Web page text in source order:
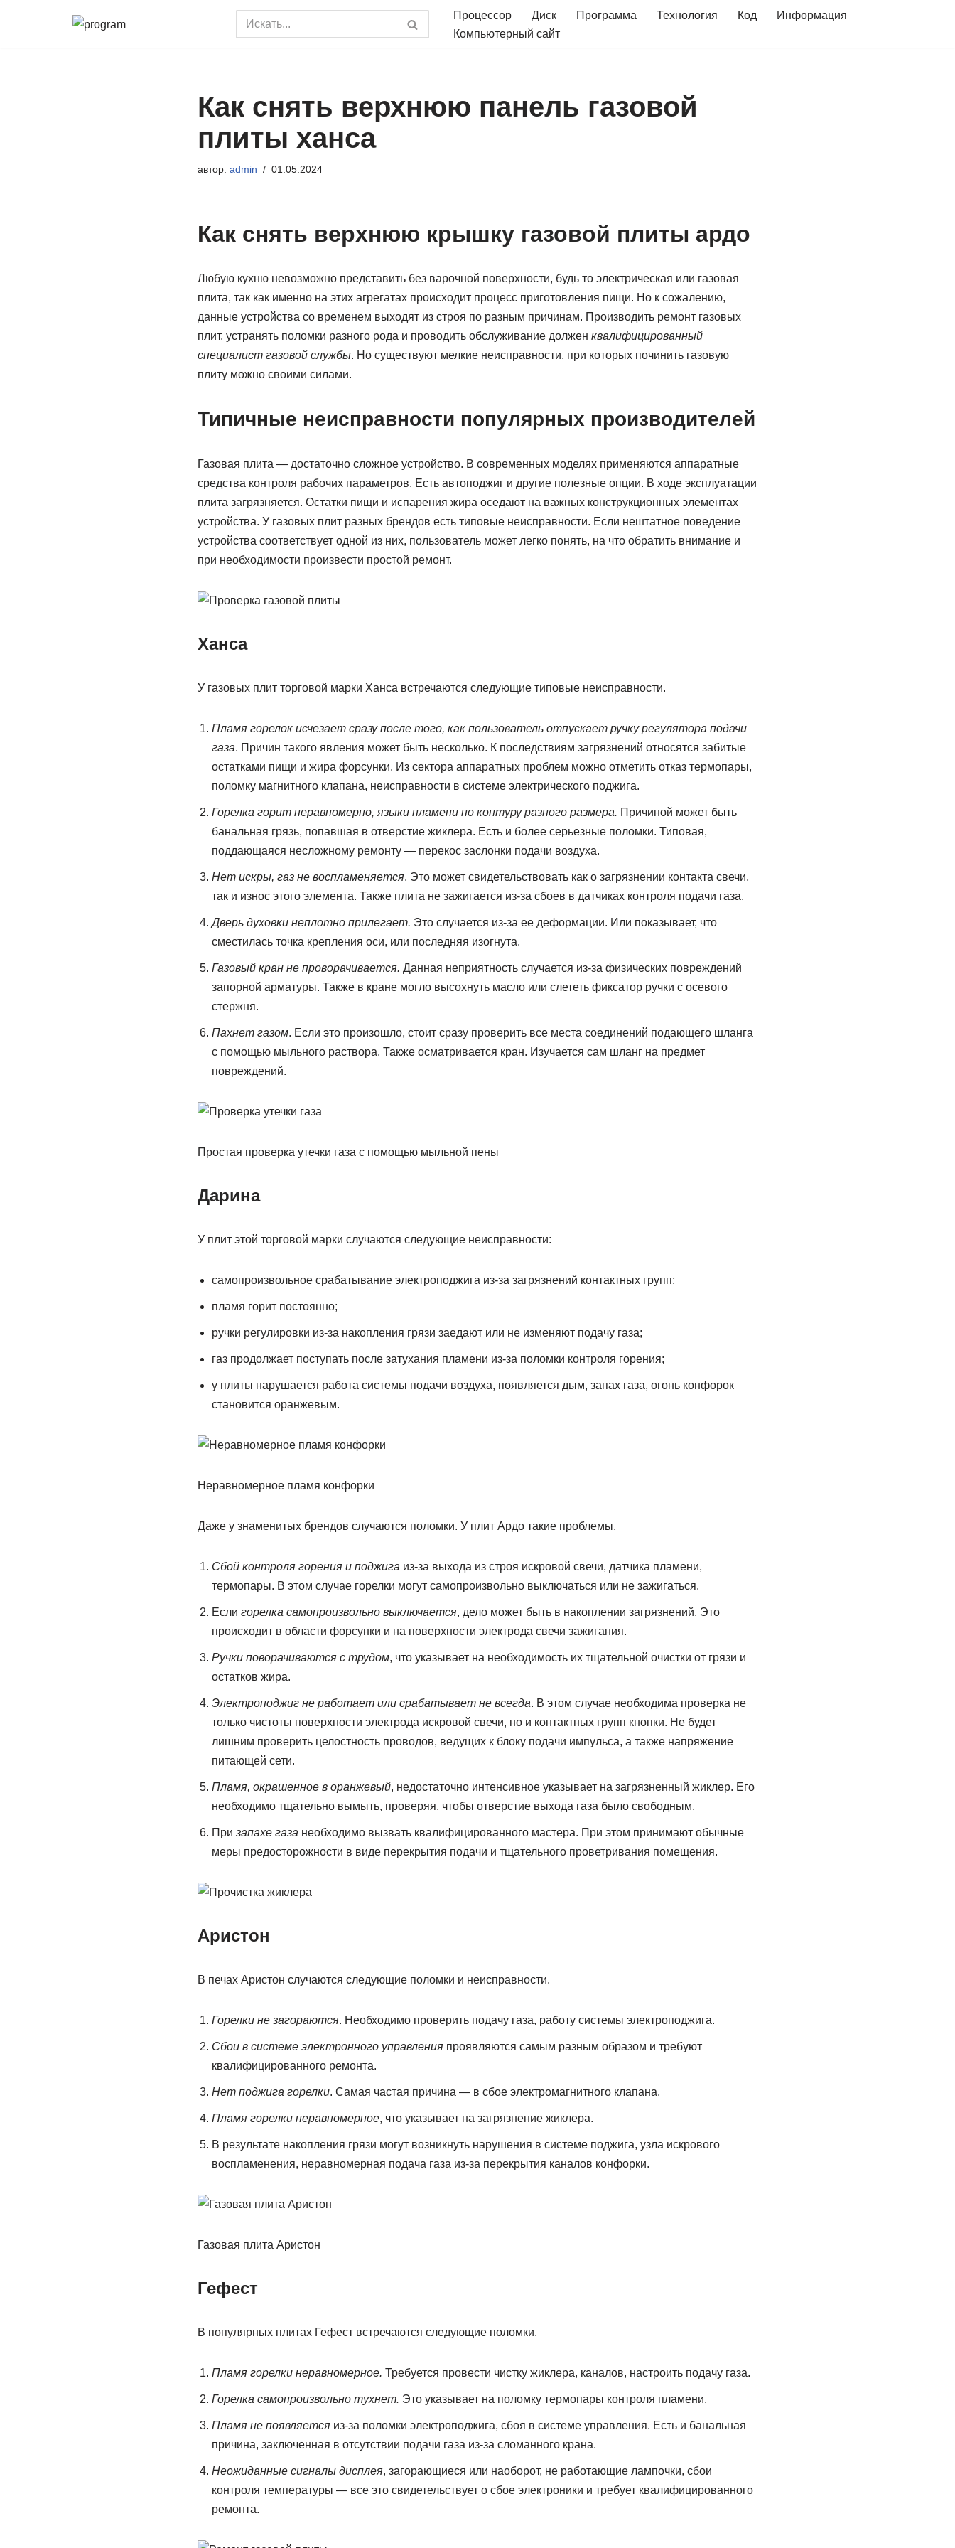
Процессор Диск Программа Технология Код
Информация
Компьютерный сайт
Как снять верхнюю панель газовой
плиты ханса
автор: admin 01.05.2024
Как снять верхнюю крышку газовой плиты ардо
Любую кухню невозможно представить без варочной поверхности, будь то электрическая или газовая
плита, так как именно на этих агрегатах происходит процесс приготовления пищи. Но к сожалению,
данные устройства со временем выходят из строя по разным причинам. Производить ремонт газовых
плит, устранять поломки разного рода и проводить обслуживание должен квалифицированный
специалист газовой службы. Но существуют мелкие неисправности, при которых починить газовую
плиту можно своими силами.
Типичные неисправности популярных производителей
Газовая плита — достаточно сложное устройство. В современных моделях применяются аппаратные
средства контроля рабочих параметров. Есть автоподжиг и другие полезные опции. В ходе эксплуатации
плита загрязняется. Остатки пищи и испарения жира оседают на важных конструкционных элементах
устройства. У газовых плит разных брендов есть типовые неисправности. Если нештатное поведение
устройства соответствует одной из них, пользователь может легко понять, на что обратить внимание и
при необходимости произвести простой ремонт.
Ханса
У газовых плит торговой марки Ханса встречаются следующие типовые неисправности.
Пламя горелок исчезает сразу после того, как пользователь отпускает ручку регулятора подачи
газа. Причин такого явления может быть несколько. К последствиям загрязнений относятся забитые
остатками пищи и жира форсунки. Из сектора аппаратных проблем можно отметить отказ термопары,
поломку магнитного клапана, неисправности в системе электрического поджига.
Горелка горит неравномерно, языки пламени по контуру разного размера. Причиной может быть
банальная грязь, попавшая в отверстие жиклера. Есть и более серьезные поломки. Типовая,
поддающаяся несложному ремонту — перекос заслонки подачи воздуха.
Нет искры, газ не воспламеняется. Это может свидетельствовать как о загрязнении контакта свечи,
так и износ этого элемента. Также плита не зажигается из-за сбоев в датчиках контроля подачи газа.
Дверь духовки неплотно прилегает. Это случается из-за ее деформации. Или показывает, что
сместилась точка крепления оси, или последняя изогнута.
Газовый кран не проворачивается. Данная неприятность случается из-за физических повреждений
запорной арматуры. Также в кране могло высохнуть масло или слететь фиксатор ручки с осевого
стержня.
Пахнет газом. Если это произошло, стоит сразу проверить все места соединений подающего шланга
с помощью мыльного раствора. Также осматривается кран. Изучается сам шланг на предмет
повреждений.
Простая проверка утечки газа с помощью мыльной пены
Дарина
У плит этой торговой марки случаются следующие неисправности:
самопроизвольное срабатывание электроподжига из-за загрязнений контактных групп;
пламя горит постоянно;
ручки регулировки из-за накопления грязи заедают или не изменяют подачу газа;
газ продолжает поступать после затухания пламени из-за поломки контроля горения;
у плиты нарушается работа системы подачи воздуха, появляется дым, запах газа, огонь конфорок
становится оранжевым.
Неравномерное пламя конфорки
Даже у знаменитых брендов случаются поломки. У плит Ардо такие проблемы.
Сбой контроля горения и поджига из-за выхода из строя искровой свечи, датчика пламени,
термопары. В этом случае горелки могут самопроизвольно выключаться или не зажигаться.
Если горелка самопроизвольно выключается, дело может быть в накоплении загрязнений. Это
происходит в области форсунки и на поверхности электрода свечи зажигания.
Ручки поворачиваются с трудом, что указывает на необходимость их тщательной очистки от грязи и
остатков жира.
Электроподжиг не работает или срабатывает не всегда. В этом случае необходима проверка не
только чистоты поверхности электрода искровой свечи, но и контактных групп кнопки. Не будет
лишним проверить целостность проводов, ведущих к блоку подачи импульса, а также напряжение
питающей сети.
Пламя, окрашенное в оранжевый, недостаточно интенсивное указывает на загрязненный жиклер. Его
необходимо тщательно вымыть, проверяя, чтобы отверстие выхода газа было свободным.
При запахе газа необходимо вызвать квалифицированного мастера. При этом принимают обычные
меры предосторожности в виде перекрытия подачи и тщательного проветривания помещения.
Аристон
В печах Аристон случаются следующие поломки и неисправности.
Горелки не загораются. Необходимо проверить подачу газа, работу системы электроподжига.
Сбои в системе электронного управленияпроявляются самым разным образом и требуют
квалифицированного ремонта.
Нет поджига горелки. Самая частая причина — в сбое электромагнитного клапана.
Пламя горелки неравномерное, что указывает на загрязнение жиклера.
В результате накопления грязи могут возникнуть нарушения в системе поджига, узла искрового
воспламенения, неравномерная подача газа из-за перекрытия каналов конфорки.
Газовая плита Аристон
Гефест
В популярных плитах Гефест встречаются следующие поломки.
Пламя горелки неравномерное. Требуется провести чистку жиклера, каналов, настроить подачу газа.
Горелка самопроизвольно тухнет. Это указывает на поломку термопары контроля пламени.
Пламя не появляетсяиз-за поломки электроподжига, сбоя в системе управления. Есть и банальная
причина, заключенная в отсутствии подачи газа из-за сломанного крана.
Неожиданные сигналы дисплея, загорающиеся или наоборот, не работающие лампочки, сбои
контроля температуры — все это свидетельствует о сбое электроники и требует квалифицированного
ремонта.